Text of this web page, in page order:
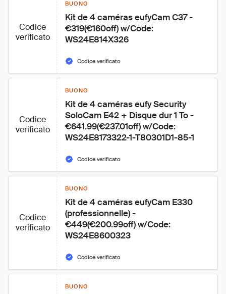
Codice
verificato
BUONO
Kit de 4 caméras eufyCam C37 -
€319(€160off) w/Code:
WS24E814X326
Codice verificato
Codice
verificato
BUONO
Kit de 4 caméras eufy Security
SoloCam E42 + Disque dur 1 To -
€641.99(€237.01off) w/Code:
WS24E8173322-1-T80301D1-85-1
Codice verificato
Codice
verificato
BUONO
Kit de 4 caméras eufyCam E330
(professionnelle) -
€449(€200.99off) w/Code:
WS24E8600323
Codice verificato
BUONO